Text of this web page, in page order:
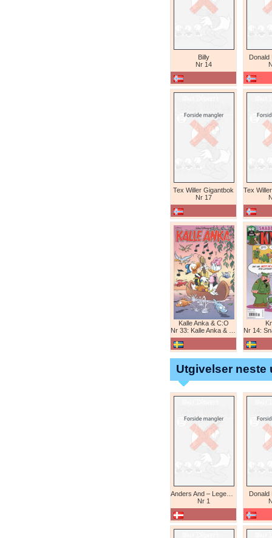
Billy
Nr 14
Donald
Tex Willer Gigantbok
Nr 17
Kalle Anka & C:O
Nr 33: Kalle Anka & C:O
Nr 14:
Utgivelser neste
Nr 1
Donald